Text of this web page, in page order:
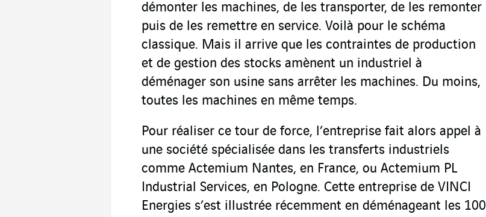
démonter les machines, de les transporter, de les remonter
puis de les remettre en service. Voilà pour le schéma
classique. Mais il arrive que les contraintes de production
et de gestion des stocks amènent un industriel à
déménager son usine sans arrêter les machines. Du moins,
toutes les machines en même temps.
Pour réaliser ce tour de force, l’entreprise fait alors appel à
une société spécialisée dans les transferts industriels
comme Actemium Nantes, en France, ou Actemium PL
Industrial Services, en Pologne. Cette entreprise de VINCI
Energies s’est illustrée récemment en déménageant les 100